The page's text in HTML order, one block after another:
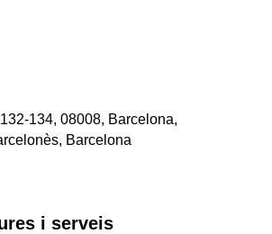
134, 08008, Barcelona,
Barcelona
i serveis